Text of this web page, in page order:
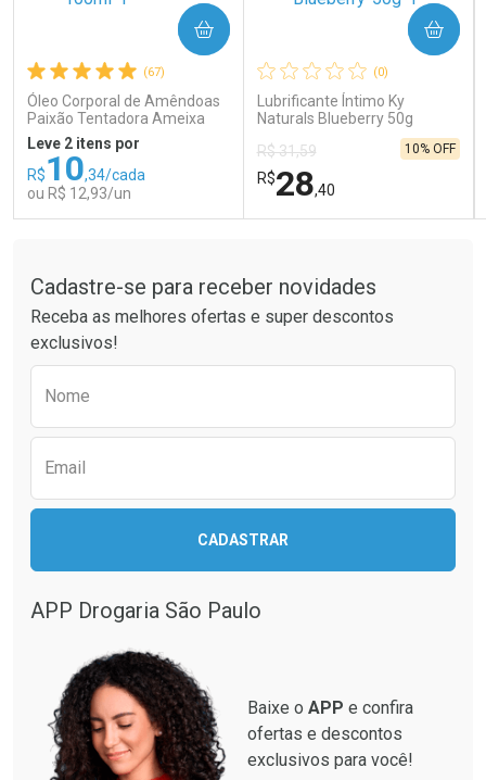
Comprar sem Desconto
Por R$ 121,90/cada
Comprar sem Desconto
Por R$ 121,90/cada
Comprar sem Desconto
Por R$ 189,99/cada
Comprar sem Desconto
Por R$ 189,99/cada
(67)
Óleo Corporal de Amêndoas
Paixão Tentadora Ameixa
Rubi 100ml
Leve 2 itens por
R$10,34/cada
ou R$ 12,93/un
COMPRAR
Laboratório
Comprar sem Desconto
Por Menos
Comprar sem Desconto
(0)
Lubrificante Íntimo Ky
Naturals Blueberry 50g
R$ 31,59
R$28,40
10% OFF
COMPRAR
Laboratório
Comprar sem Desconto
Por Menos
Comprar sem Desconto
Cadastre-se para receber novidades
Receba as melhores ofertas e super descontos
exclusivos!
Nome
Email
CADASTRAR
APP Drogaria São Paulo
Baixe o APP e confira
ofertas e descontos
exclusivos para você!